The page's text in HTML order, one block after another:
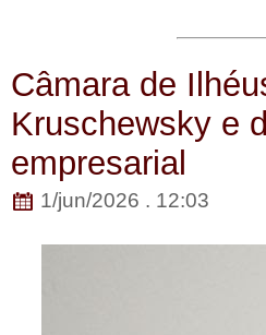
Câmara de
Kruschewsky e
empresarial
1/jun/2026 . 12:03